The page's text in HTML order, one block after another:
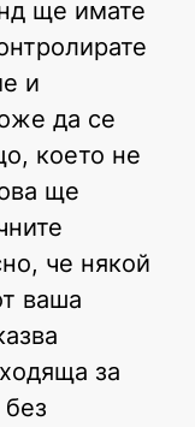
ще имате
и
да се
което не
ще
че някой
ваша
за